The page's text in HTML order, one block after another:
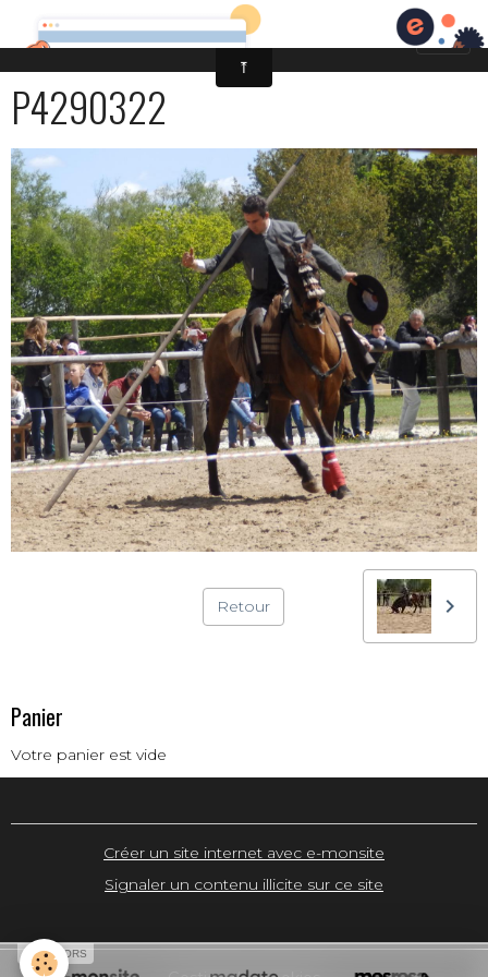
P4290322
Retour
Panier
Votre panier est vide
Créer un site internet avec e-monsite
Signaler un contenu illicite sur ce site
SPONSORS